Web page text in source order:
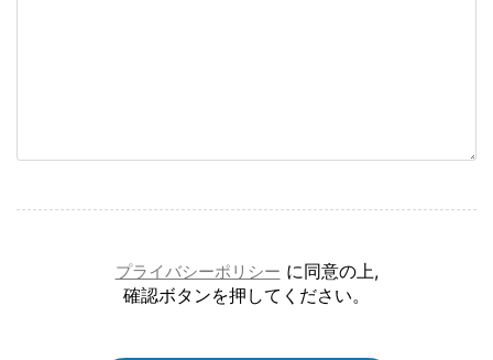
プライバシーポリシー に同意の上,
確認ボタンを押してください。